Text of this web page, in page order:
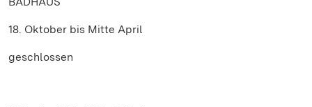
18. Oktober bis Mitte April
geschlossen